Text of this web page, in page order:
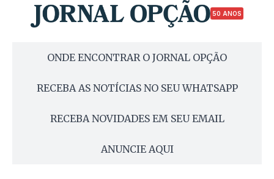
50 ANOS
ONDE ENCONTRAR O JORNAL OPÇÃO
RECEBA AS NOTÍCIAS NO SEU WHATSAPP
RECEBA NOVIDADES EM SEU EMAIL
ANUNCIE AQUI